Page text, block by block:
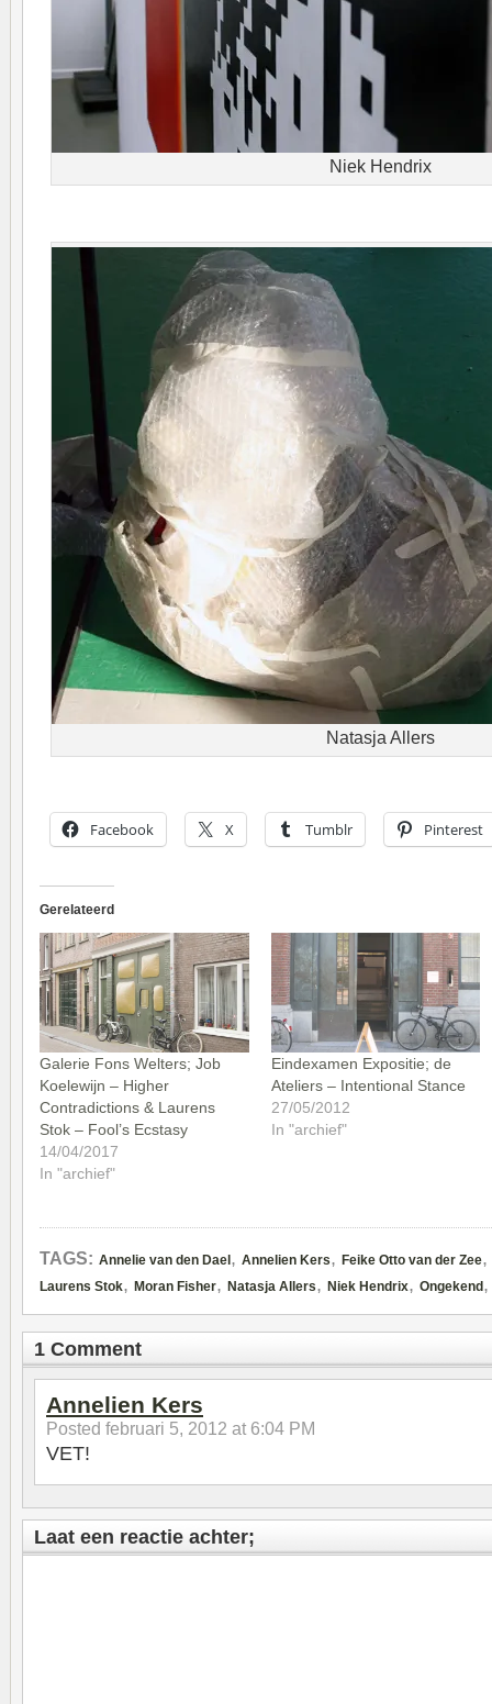
Niek Hendrix
Natasja Allers
Facebook X Tumblr Pinterest
Gerelateerd
Galerie Fons Welters; Job
Koelewijn – Higher
Contradictions & Laurens
Stok – Fool’s Ecstasy
14/04/2017
In "archief"
Eindexamen Expositie; de
Ateliers – Intentional Stance
27/05/2012
In "archief"
TAGS: Annelie van den Dael, Annelien Kers, Feike Otto van der Zee,
Laurens Stok, Moran Fisher, Natasja Allers, Niek Hendrix, Ongekend
1 Comment
Annelien Kers
Posted februari 5, 2012 at 6:04 PM
VET!
Laat een reactie achter;